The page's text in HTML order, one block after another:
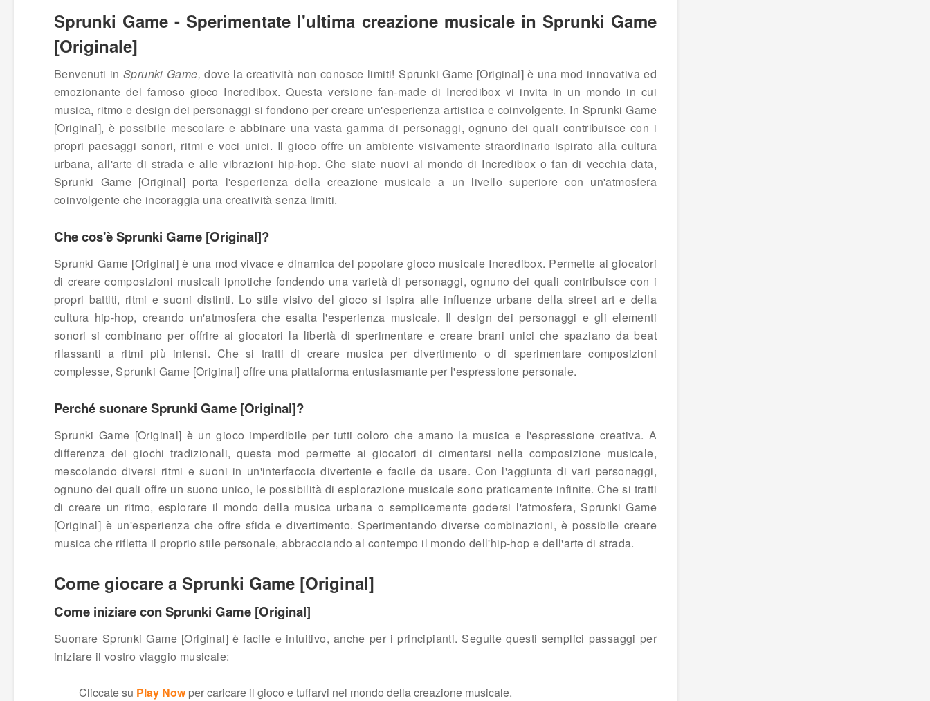
Sprunki Game - Sperimentate l'ultima creazione musicale in Sprunki Game
[Originale]
Benvenuti in Sprunki Game, dove la creatività non conosce limiti! Sprunki Game [Original] è una mod innovativa ed
emozionante del famoso gioco Incredibox. Questa versione fan-made di Incredibox vi invita in un mondo in cui
musica, ritmo e design dei personaggi si fondono per creare un'esperienza artistica e coinvolgente. In Sprunki Game
[Original], è possibile mescolare e abbinare una vasta gamma di personaggi, ognuno dei quali contribuisce con i
propri paesaggi sonori, ritmi e voci unici. Il gioco offre un ambiente visivamente straordinario ispirato alla cultura
urbana, all'arte di strada e alle vibrazioni hip-hop. Che siate nuovi al mondo di Incredibox o fan di vecchia data,
Sprunki Game [Original] porta l'esperienza della creazione musicale a un livello superiore con un'atmosfera
coinvolgente che incoraggia una creatività senza limiti.
Che cos'è Sprunki Game [Original]?
Sprunki Game [Original] è una mod vivace e dinamica del popolare gioco musicale Incredibox. Permette ai giocatori
di creare composizioni musicali ipnotiche fondendo una varietà di personaggi, ognuno dei quali contribuisce con i
propri battiti, ritmi e suoni distinti. Lo stile visivo del gioco si ispira alle influenze urbane della street art e della
cultura hip-hop, creando un'atmosfera che esalta l'esperienza musicale. Il design dei personaggi e gli elementi
sonori si combinano per offrire ai giocatori la libertà di sperimentare e creare brani unici che spaziano da beat
rilassanti a ritmi più intensi. Che si tratti di creare musica per divertimento o di sperimentare composizioni
complesse, Sprunki Game [Original] offre una piattaforma entusiasmante per l'espressione personale.
Perché suonare Sprunki Game [Original]?
Sprunki Game [Original] è un gioco imperdibile per tutti coloro che amano la musica e l'espressione creativa. A
differenza dei giochi tradizionali, questa mod permette ai giocatori di cimentarsi nella composizione musicale,
mescolando diversi ritmi e suoni in un'interfaccia divertente e facile da usare. Con l'aggiunta di vari personaggi,
ognuno dei quali offre un suono unico, le possibilità di esplorazione musicale sono praticamente infinite. Che si tratti
di creare un ritmo, esplorare il mondo della musica urbana o semplicemente godersi l'atmosfera, Sprunki Game
[Original] è un'esperienza che offre sfida e divertimento. Sperimentando diverse combinazioni, è possibile creare
musica che rifletta il proprio stile personale, abbracciando al contempo il mondo dell'hip-hop e dell'arte di strada.
Come giocare a Sprunki Game [Original]
Come iniziare con Sprunki Game [Original]
Suonare Sprunki Game [Original] è facile e intuitivo, anche per i principianti. Seguite questi semplici passaggi per
iniziare il vostro viaggio musicale:
Cliccate su Play Nowper caricare il gioco e tuffarvi nel mondo della creazione musicale.